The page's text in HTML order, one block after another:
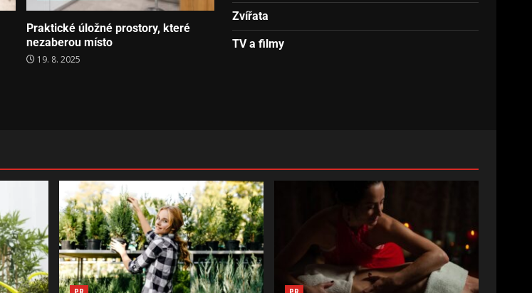
Praktické úložné prostory, které
nezaberou místo
19. 8. 2025
Zvířata
TV a filmy